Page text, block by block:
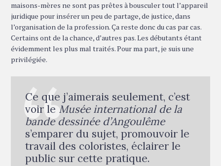
maisons-mères ne sont pas prêtes à bousculer tout l’appareil
juridique pour insérer un peu de partage, de justice, dans
l’organisation de la profession. Ça reste donc du cas par cas.
Certains ont de la chance, d’autres pas. Les débutants étant
évidemment les plus mal traités. Pour ma part, je suis une
privilégiée.
Ce que j’aimerais seulement, c’est
voir leMusée international de la
bande dessinée d’Angoulême
s’emparer du sujet, promouvoir le
travail des coloristes, éclairer le
public sur cette pratique.